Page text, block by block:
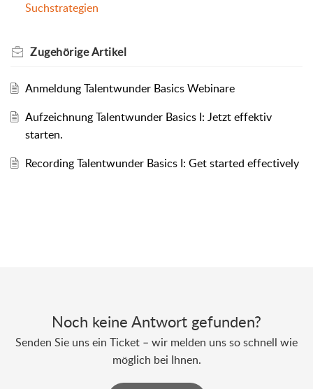
Suchstrategien
ZugehörigeArtikel
Anmeldung Talentwunder Basics Webinare
Aufzeichnung Talentwunder Basics I: Jetzt effektiv
starten.
Recording Talentwunder Basics I: Get started effectively
Noch keine Antwort gefunden?
Senden Sie uns ein Ticket – wir melden uns so schnell wie
möglich bei Ihnen.